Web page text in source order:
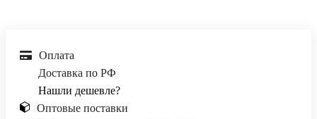
Оплата
Доставка по РФ
Нашли дешевле?
Оптовые поставки